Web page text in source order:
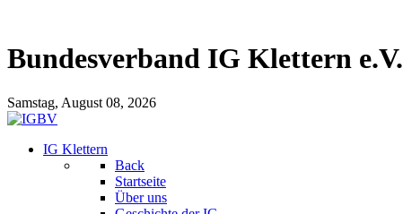
Bundesverband IG Klettern e.V.
Samstag, August 08, 2026
IG Klettern
Back
Startseite
Über uns